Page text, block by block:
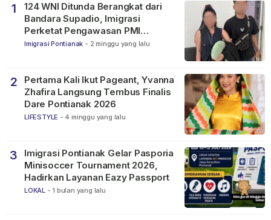
1
124 WNI Ditunda Berangkat dari
Bandara Supadio, Imigrasi
Perketat Pengawasan PMI
Nonprosedural
Imigrasi Pontianak - 2 minggu yang lalu
2
Pertama Kali Ikut Pageant, Yvanna
Zhafira Langsung Tembus Finalis
Dare Pontianak 2026
LIFESTYLE - 4 minggu yang lalu
3
Imigrasi Pontianak Gelar Pasporia
Minisoccer Tournament 2026,
Hadirkan Layanan Eazy Passport
LOKAL - 1 bulan yang lalu